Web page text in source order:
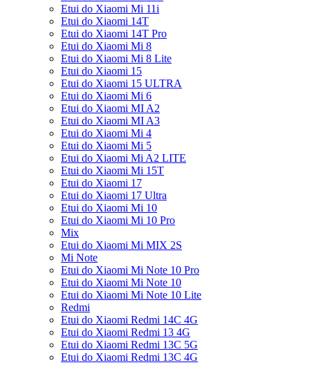
Etui do Xiaomi Mi 11i
Etui do Xiaomi 14T
Etui do Xiaomi 14T Pro
Etui do Xiaomi Mi 8
Etui do Xiaomi Mi 8 Lite
Etui do Xiaomi 15
Etui do Xiaomi 15 ULTRA
Etui do Xiaomi Mi 6
Etui do Xiaomi MI A2
Etui do Xiaomi MI A3
Etui do Xiaomi Mi 4
Etui do Xiaomi Mi 5
Etui do Xiaomi Mi A2 LITE
Etui do Xiaomi Mi 15T
Etui do Xiaomi 17
Etui do Xiaomi 17 Ultra
Etui do Xiaomi Mi 10
Etui do Xiaomi Mi 10 Pro
Mix
Etui do Xiaomi Mi MIX 2S
Mi Note
Etui do Xiaomi Mi Note 10 Pro
Etui do Xiaomi Mi Note 10
Etui do Xiaomi Mi Note 10 Lite
Redmi
Etui do Xiaomi Redmi 14C 4G
Etui do Xiaomi Redmi 13 4G
Etui do Xiaomi Redmi 13C 5G
Etui do Xiaomi Redmi 13C 4G